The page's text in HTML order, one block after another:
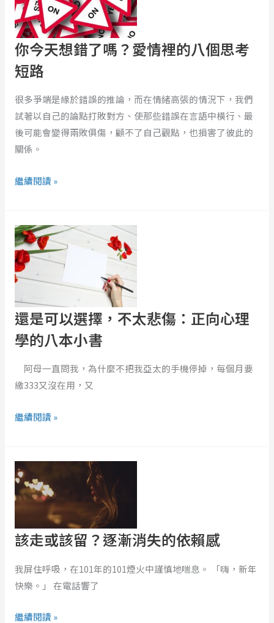
你今天想錯了嗎？愛情裡的八個思考
短路
很多爭端是緣於錯誤的推論，而在情緒高張的情況下，我們
試著以自己的論點打敗對方、使那些錯誤在言語中橫行、最
後可能會變得兩敗俱傷，顧不了自己觀點，也損害了彼此的
關係。
錯
了
嗎？
愛
情
裡
的
考
繼續閱讀 »
還是可以選擇，不太悲傷：正向心理
學的八本小書
阿母一直問我，為什麼不把我亞太的手機停掉，每個月要
繳333又沒在用，又
是
可
以
選
擇，
不
太
悲
傷：
正
心
的
八
本
書
繼續閱讀 »
該走或該留？逐漸消失的依賴感
我屏住呼吸，在101年的101煙火中謹慎地喘息。 「嗨，新年
快樂。」 在電話響了
走
或
該
逐
消
失
依
繼續閱讀 »